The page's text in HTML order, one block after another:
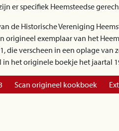
er specifiek Heemsteedse
de Historische Vereniging
origineel exemplaar van het
die verscheen in een oplage
in het originele boekje het jaartal
Scan origineel kookboek